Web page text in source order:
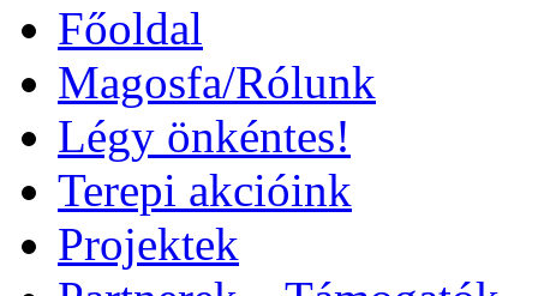
Főoldal
Magosfa/Rólunk
Légy önkéntes!
Terepi akcióink
Projektek